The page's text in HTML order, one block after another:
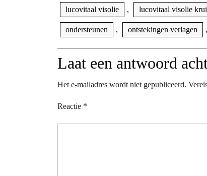
lucovitaal visolie , lucovitaal visolie
ondersteunen , ontstekingen verlagen ,
Laat een antwoord
Het e-mailadres wordt niet gepubliceerd.
Reactie *